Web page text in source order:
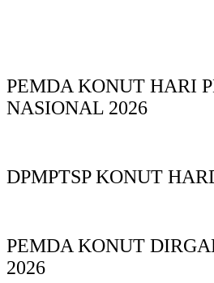
PEMDA KONUT HARI
NASIONAL 2026
DPMPTSP KONUT
PEMDA KONUT
2026